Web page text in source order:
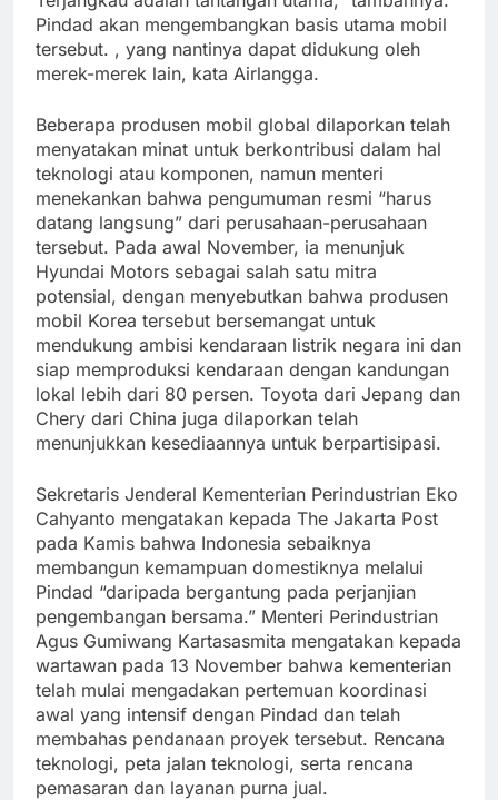
Pindad akan mengembangkan basis utama mobil
tersebut. , yang nantinya dapat didukung oleh
merek-merek lain, kata Airlangga.
Beberapa produsen mobil global dilaporkan telah
menyatakan minat untuk berkontribusi dalam hal
teknologi atau komponen, namun menteri
menekankan bahwa pengumuman resmi “harus
datang langsung” dari perusahaan-perusahaan
tersebut. Pada awal November, ia menunjuk
Hyundai Motors sebagai salah satu mitra
potensial, dengan menyebutkan bahwa produsen
mobil Korea tersebut bersemangat untuk
mendukung ambisi kendaraan listrik negara ini dan
siap memproduksi kendaraan dengan kandungan
lokal lebih dari 80 persen. Toyota dari Jepang dan
Chery dari China juga dilaporkan telah
menunjukkan kesediaannya untuk berpartisipasi.
Sekretaris Jenderal Kementerian Perindustrian Eko
Cahyanto mengatakan kepada The Jakarta Post
pada Kamis bahwa Indonesia sebaiknya
membangun kemampuan domestiknya melalui
Pindad “daripada bergantung pada perjanjian
pengembangan bersama.” Menteri Perindustrian
Agus Gumiwang Kartasasmita mengatakan kepada
wartawan pada 13 November bahwa kementerian
telah mulai mengadakan pertemuan koordinasi
awal yang intensif dengan Pindad dan telah
membahas pendanaan proyek tersebut. Rencana
teknologi, peta jalan teknologi, serta rencana
pemasaran dan layanan purna jual.